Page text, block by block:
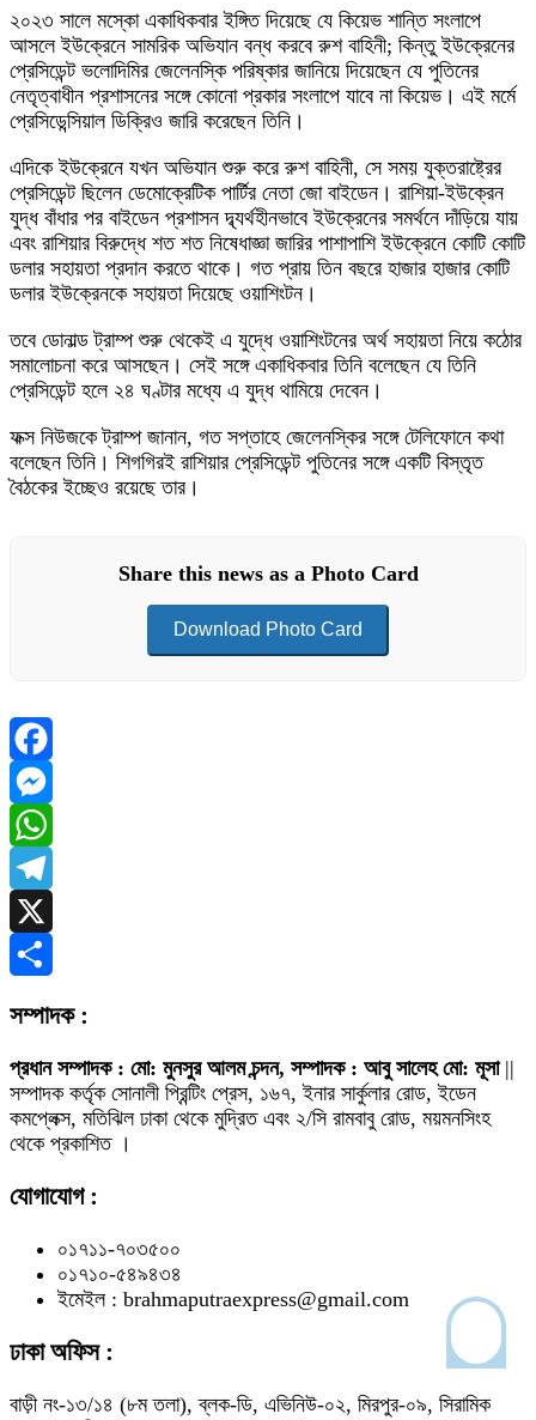
২০২৩ সালে মস্কো একাধিকবার ইঙ্গিত দিয়েছে যে কিয়েভ শান্তি সংলাপে
আসলে ইউক্রেনে সামরিক অভিযান বন্ধ করবে রুশ বাহিনী; কিন্তু ইউক্রেনের
প্রেসিডেন্ট ভলোদিমির জেলেনস্কি পরিষ্কার জানিয়ে দিয়েছেন যে পুতিনের
নেতৃত্বাধীন প্রশাসনের সঙ্গে কোনো প্রকার সংলাপে যাবে না কিয়েভ। এই মর্মে
প্রেসিডেন্সিয়াল ডিক্রিও জারি করেছেন তিনি।
এদিকে ইউক্রেনে যখন অভিযান শুরু করে রুশ বাহিনী, সে সময় যুক্তরাষ্ট্রের
প্রেসিডেন্ট ছিলেন ডেমোক্রেটিক পার্টির নেতা জো বাইডেন। রাশিয়া-ইউক্রেন
যুদ্ধ বাঁধার পর বাইডেন প্রশাসন দ্ব্যর্থহীনভাবে ইউক্রেনের সমর্থনে দাঁড়িয়ে যায়
এবং রাশিয়ার বিরুদ্ধে শত শত নিষেধাজ্ঞা জারির পাশাপাশি ইউক্রেনে কোটি কোটি
ডলার সহায়তা প্রদান করতে থাকে। গত প্রায় তিন বছরে হাজার হাজার কোটি
ডলার ইউক্রেনকে সহায়তা দিয়েছে ওয়াশিংটন।
তবে ডোনাল্ড ট্রাম্প শুরু থেকেই এ যুদ্ধে ওয়াশিংটনের অর্থ সহায়তা নিয়ে কঠোর
সমালোচনা করে আসছেন। সেই সঙ্গে একাধিকবার তিনি বলেছেন যে তিনি
প্রেসিডেন্ট হলে ২৪ ঘণ্টার মধ্যে এ যুদ্ধ থামিয়ে দেবেন।
ফক্স নিউজকে ট্রাম্প জানান, গত সপ্তাহে জেলেনস্কির সঙ্গে টেলিফোনে কথা
বলেছেন তিনি। শিগগিরই রাশিয়ার প্রেসিডেন্ট পুতিনের সঙ্গে একটি বিস্তৃত
বৈঠকের ইচ্ছেও রয়েছে তার।
Share this news as a Photo Card
Download Photo Card
Facebook
Messenger
WhatsApp
Telegram
X
সম্পাদক :
প্রধান সম্পাদক : মো: মুনসুর আলম চন্দন, সম্পাদক : আবু সালেহ মো: মূসা||
সম্পাদক কর্তৃক সোনালী প্রিন্টিং প্রেস, ১৬৭, ইনার সার্কুলার রোড, ইডেন
কমপ্লেক্স, মতিঝিল ঢাকা থেকে মুদ্রিত এবং ২/সি রামবাবু রোড, ময়মনসিংহ
থেকে প্রকাশিত ।
যোগাযোগ :
০১৭১১-৭০৩৫০০
০১৭১০-৫৪৯৪৩৪
ইমেইল : brahmaputraexpress@gmail.com
ঢাকা অফিস :
বাড়ী নং-১৩/১৪ (৮ম তলা), ব্লক-ডি, এভিনিউ-০২, মিরপুর-০৯, সিরামিক